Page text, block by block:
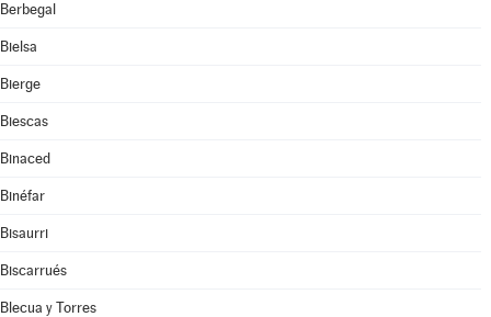
Berbegal
Bielsa
Bierge
Biescas
Binaced
Binéfar
Bisaurri
Biscarrués
Blecua y Torres